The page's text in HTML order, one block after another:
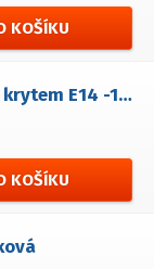
KOŠÍKU
pojistkový spodek s krytem E14 -1 pól
KOŠÍKU